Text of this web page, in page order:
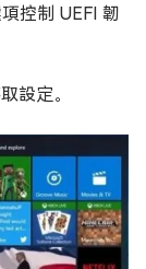
控制 UEFI 韌
設定。